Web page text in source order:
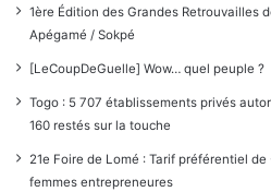
1ère Édition des Grandes Retrouvailles
Apégamé / Sokpé
[LeCoupDeGuelle] Wow… quel peuple ?
Togo : 5 707 établissements privés
160 restés sur la touche
21e Foire de Lomé : Tarif préférentiel
femmes entrepreneures